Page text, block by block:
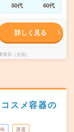
50代 60代
詳しく見る
部（全国）
スメ容器の
派遣